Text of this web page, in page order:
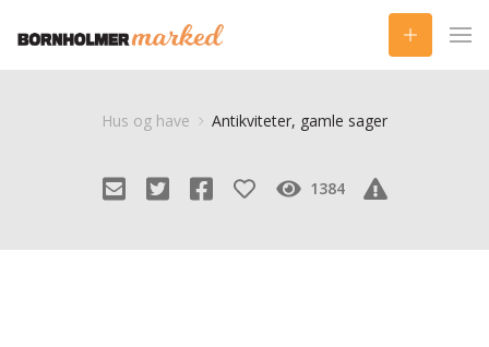
Hus og have Antikviteter, gamle sager
1384